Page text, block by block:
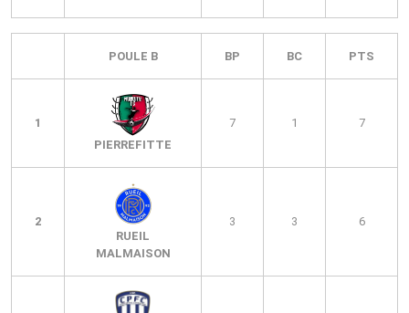
POULE B BP BC PTS
1
PIERREFITTE
7 1 7
2
RUEIL
MALMAISON
3 3 6